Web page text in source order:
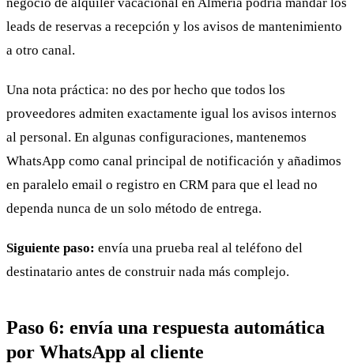
leads de reservas a recepción y los avisos de mantenimiento
a otro canal.
Una nota práctica: no des por hecho que todos los
proveedores admiten exactamente igual los avisos internos
al personal. En algunas configuraciones, mantenemos
WhatsApp como canal principal de notificación y añadimos
en paralelo email o registro en CRM para que el lead no
dependa nunca de un solo método de entrega.
Siguiente paso: envía una prueba real al teléfono del
destinatario antes de construir nada más complejo.
Paso 6: envía una respuesta automática
por WhatsApp al cliente